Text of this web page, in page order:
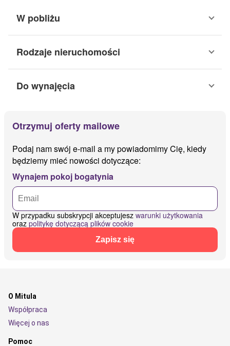
W pobliżu
Rodzaje nieruchomości
Do wynajęcia
Otrzymuj oferty mailowe
Podaj nam swój e-mail a my powiadomimy Cię, kiedy
będziemy mieć nowości dotyczące:
Wynajem pokoj bogatynia
W przypadku subskrypcji akceptujesz warunki użytkowania
oraz politykę dotyczącą plików cookie
Zapisz się
O Mitula
Współpraca
Więcej o nas
Pomoc